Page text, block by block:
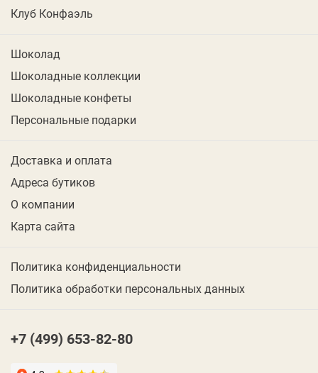
Клуб Конфаэль
Шоколад
Шоколадные коллекции
Шоколадные конфеты
Персональные подарки
Доставка и оплата
Адреса бутиков
О компании
Карта сайта
Политика конфиденциальности
Политика обработки персональных данных
+7 (499) 653-82-80